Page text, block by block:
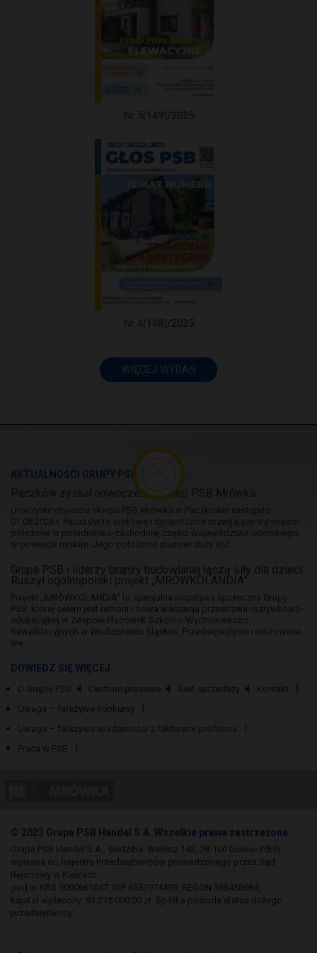
Nr 5(149)/2025
Nr 4(148)/2025
WIĘCEJ WYDAŃ
AKTUALNOŚCI GRUPY PSB
Paczków zyskał nowoczesny sklep PSB Mrówka
Uroczyste otwarcie sklepu PSB Mrówka w Paczkowie nastąpiło
01.08.2026 r. Paczków to urokliwe i dynamicznie rozwijające się miasto
położone w południowo-zachodniej części województwa opolskiego,
w powiecie nyskim. Jego położenie stanowi duży atut...
Grupa PSB i liderzy branży budowlanej łączą siły dla dzieci.
Ruszył ogólnopolski projekt „MRÓWKOLANDIA”
Projekt „MRÓWKOLANDIA” to specjalna inicjatywa społeczna Grupy
PSB, której celem jest remont i nowa aranżacja przestrzeni rozrywkowo-
edukacyjnej w Zespole Placówek Szkolno-Wychowawczo-
Rewalidacyjnych w Wodzisławiu Śląskim. Przedsięwzięcie realizowane
we...
DOWIEDZ SIĘ WIĘCEJ
O Grupie PSB Centrum prasowe Sieć sprzedaży
Kontakt
Uwaga – fałszywe konkursy
Uwaga – fałszywe wiadomości z fakturami proforma
Praca w PSB
© 2023 Grupa PSB Handel S.A. Wszelkie prawa zastrzeżone.
Grupa PSB Handel S.A., siedziba: Wełecz 142, 28-100 Busko-Zdrój
wpisana do Rejestru Przedsiębiorców prowadzonego przez Sąd
Rejonowy w Kielcach
pod nr KRS 0000661047, NIP 6551974439, REGON 366438684,
kapitał wpłacony: 53.275.000,00 zł. Spółka posiada status dużego
przedsiębiorcy.